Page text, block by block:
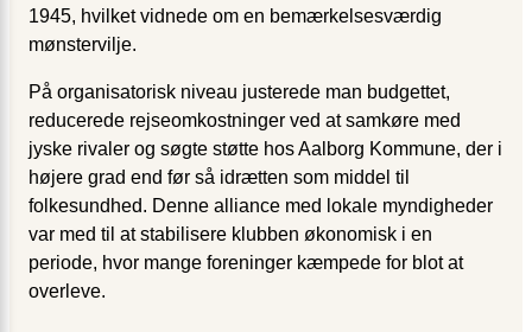
1945, hvilket vidnede om en bemærkelsesværdig
mønstervilje.
På organisatorisk niveau justerede man budgettet,
reducerede rejseomkostninger ved at samkøre med
jyske rivaler og søgte støtte hos Aalborg Kommune, der i
højere grad end før så idrætten som middel til
folkesundhed. Denne alliance med lokale myndigheder
var med til at stabilisere klubben økonomisk i en
periode, hvor mange foreninger kæmpede for blot at
overleve.